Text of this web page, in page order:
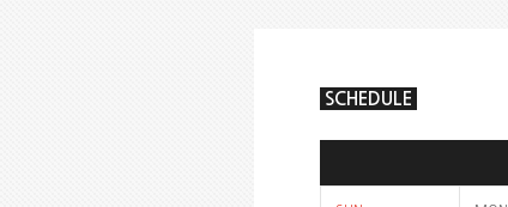
SCHEDULE